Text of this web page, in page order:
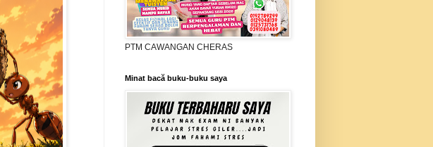
PTM CAWANGAN CHERAS
Minat bacă buku-buku saya